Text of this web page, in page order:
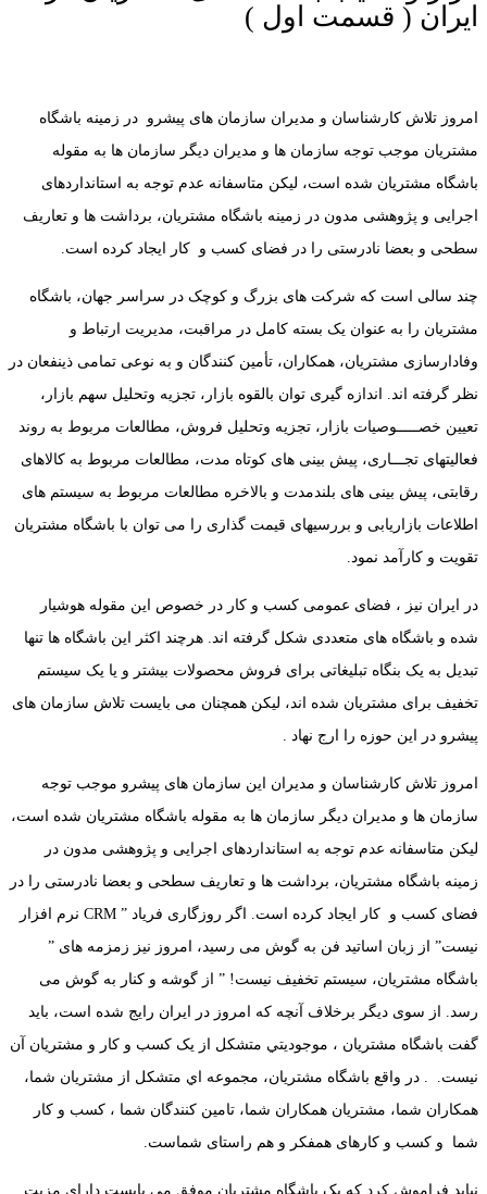
ایران ( قسمت اول )
امروز تلاش کارشناسان و مدیران سازمان های پیشرو در زمینه باشگاه
مشتریان موجب توجه سازمان ها و مدیران دیگر سازمان ها به مقوله
باشگاه مشتریان شده است، لیکن متاسفانه عدم توجه به استانداردهای
اجرایی و پژوهشی مدون در زمینه باشگاه مشتریان، برداشت ها و تعاریف
سطحی و بعضا نادرستی را در فضای کسب و کار ایجاد کرده است.
چند سالی است که شرکت های بزرگ و کوچک در سراسر جهان، باشگاه
مشتریان را به عنوان یک بسته کامل در مراقبت، مدیریت ارتباط و
وفادارسازی مشتریان، همکاران، تأمین کنندگان و به نوعی تمامی ذینفعان در
نظر گرفته اند. اندازه گیری توان بالقوه بازار، تجزیه وتحلیل سهم بازار،
تعیین خصـــــوصیات بازار، تجزیه وتحلیل فروش، مطالعات مربوط به روند
فعالیتهای تجـــاری، پیش بینی های کوتاه مدت، مطالعات مربوط به کالاهای
رقابتی، پیش بینی های بلندمدت و بالاخره مطالعات مربوط به سیستم های
اطلاعات بازاریابی و بررسیهای قیمت گذاری را می توان با باشگاه مشتریان
تقویت و کارآمد نمود.
در ایران نیز ، فضای عمومی کسب و کار در خصوص این مقوله هوشیار
شده و باشگاه های متعددی شکل گرفته اند. هرچند اکثر این باشگاه ها تنها
تبدیل به یک بنگاه تبلیغاتی برای فروش محصولات بیشتر و یا یک سیستم
تخفیف برای مشتریان شده اند، لیکن همچنان می بایست تلاش سازمان های
پیشرو در این حوزه را ارج نهاد .
امروز تلاش کارشناسان و مدیران این سازمان های پیشرو موجب توجه
سازمان ها و مدیران دیگر سازمان ها به مقوله باشگاه مشتریان شده است،
لیکن متاسفانه عدم توجه به استانداردهای اجرایی و پژوهشی مدون در
زمینه باشگاه مشتریان، برداشت ها و تعاریف سطحی و بعضا نادرستی را در
فضای کسب و کار ایجاد کرده است. اگر روزگاری فریاد ” CRM نرم افزار
نیست” از زبان اساتید فن به گوش می رسید، امروز نیز زمزمه های ”
باشگاه مشتریان، سیستم تخفیف نیست! ” از گوشه و کنار به گوش می
رسد. از سوی دیگر برخلاف آنچه كه امروز در ايران رايج شده است، باید
گفت باشگاه مشتريان ، موجوديتي متشكل از یک كسب و كار و مشتريان آن
نيست. . در واقع باشگاه مشتريان، مجموعه اي متشكل از مشتريان شما،
همكاران شما، مشتریان همكاران شما، تامين كنندگان شما ، كسب و كار
شما و کسب و کارهای همفکر و هم راستای شماست.
نباید فراموش کرد که یک باشگاه مشتریان موفق می بایست دارای مزیت